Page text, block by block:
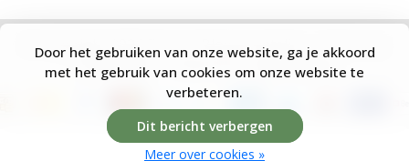
Door het gebruiken van onze website, ga je akkoord
met het gebruik van cookies om onze website te
verbeteren.
Dit bericht verbergen
Meer over cookies »
© Copyright 2026 Firenze Bloemenatelier - Theme by
Frontlabel - Powered by Lightspeed